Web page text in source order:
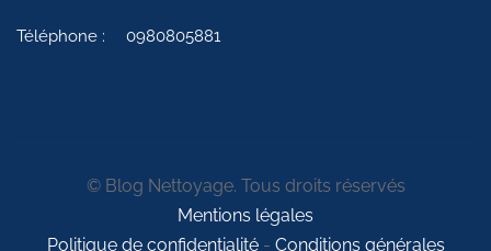
Téléphone : 0980805881
© Blog Nettoyage. Tous droits réservés
Mentions légales
Politique de confidentialité- Conditions générales